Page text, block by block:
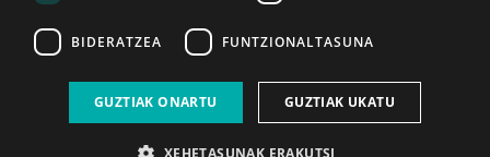
2026ko eka. 1a 2026ko mar. 1a
BIDERATZEA FUNTZIONALTASUNA
GUZTIAK ONARTU GUZTIAK UKATU
XEHETASUNAK ERAKUTSI